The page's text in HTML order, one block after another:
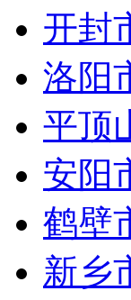
开封
洛阳
平顶
安阳
鹤壁
新乡